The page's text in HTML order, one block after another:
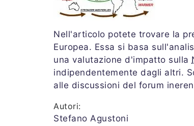
Nell'articolo potete trovare la
Europea. Essa si basa
una valutazione d'impatto sulla
indipendentemente dagli altri.
alle discussioni del forum
Autori:
Stefano Agustoni